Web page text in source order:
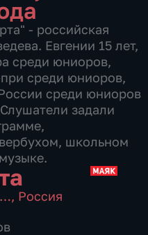
- российская
Евгении 15 лет,
среди юниоров,
среди юниоров,
среди юниоров
задали
школьном
…, Россия